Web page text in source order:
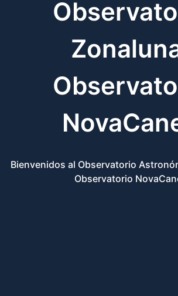
Bienvenidos al Observatorio
Observatorio